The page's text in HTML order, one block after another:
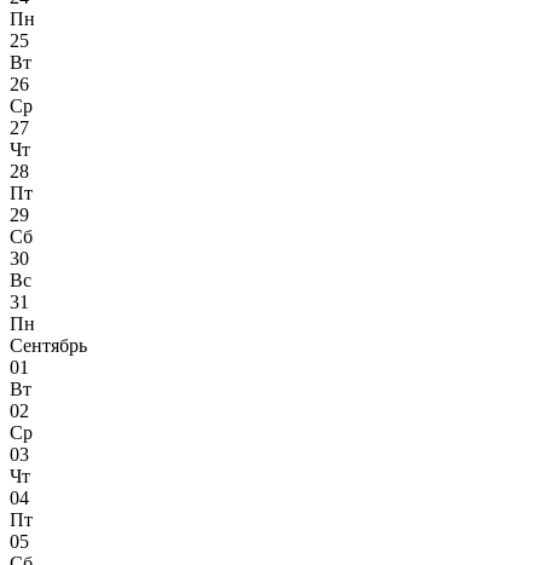
Пн
25
Вт
26
Ср
27
Чт
28
Пт
29
Сб
30
Вс
31
Пн
Сентябрь
01
Вт
02
Ср
03
Чт
04
Пт
05